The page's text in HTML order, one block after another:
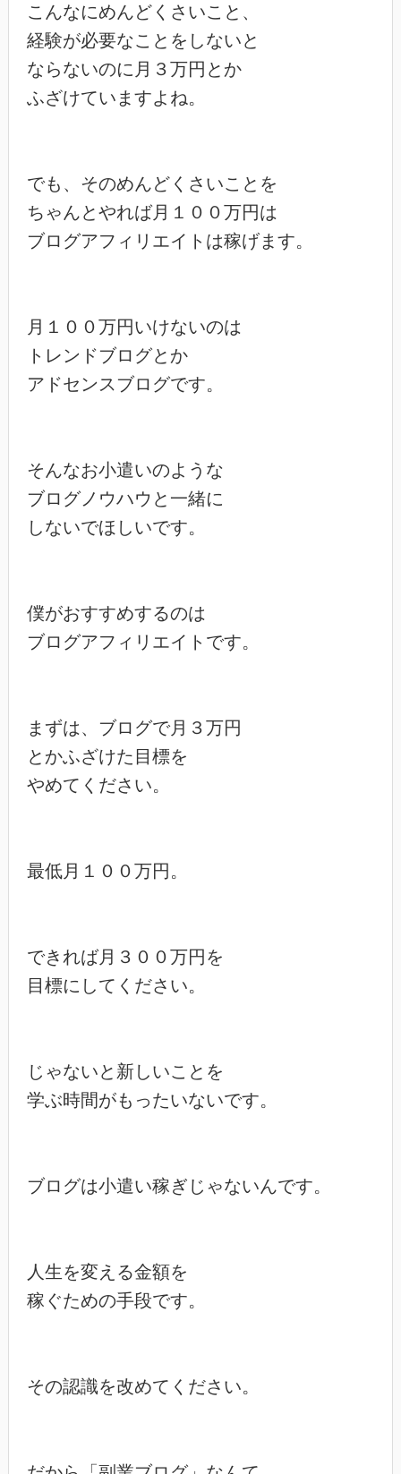
こんなにめんどくさいこと、
経験が必要なことをしないと
ならないのに月３万円とか
ふざけていますよね。
でも、そのめんどくさいことを
ちゃんとやれば月１００万円は
ブログアフィリエイトは稼げます。
月１００万円いけないのは
トレンドブログとか
アドセンスブログです。
そんなお小遣いのような
ブログノウハウと一緒に
しないでほしいです。
僕がおすすめするのは
ブログアフィリエイトです。
まずは、ブログで月３万円
とかふざけた目標を
やめてください。
最低月１００万円。
できれば月３００万円を
目標にしてください。
じゃないと新しいことを
学ぶ時間がもったいないです。
ブログは小遣い稼ぎじゃないんです。
人生を変える金額を
稼ぐための手段です。
その認識を改めてください。